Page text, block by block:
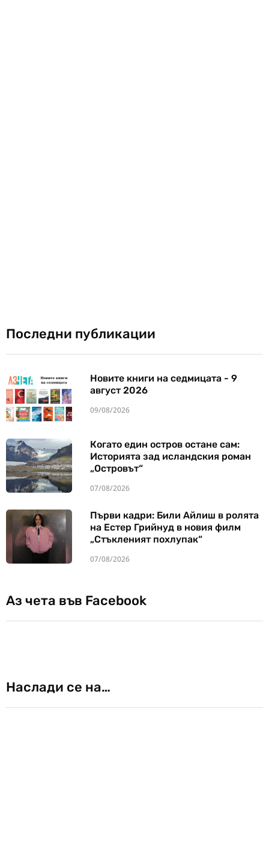
Последни публикации
Новите книги на седмицата - 9
август 2026
09/08/2026
Когато един остров остане сам:
Историята зад исландския роман
„Островът“
07/08/2026
Първи кадри: Били Айлиш в ролята
на Естер Грийнуд в новия филм
„Стъкленият похлупак“
07/08/2026
Аз чета във Facebook
Наслади се на…